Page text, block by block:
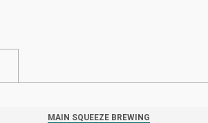
MAIN SQUEEZE BREWING